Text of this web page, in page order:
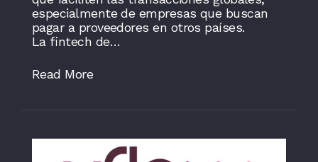
especialmente de empresas que buscan
pagar a proveedores en otros países.
La fintech de…
Read More